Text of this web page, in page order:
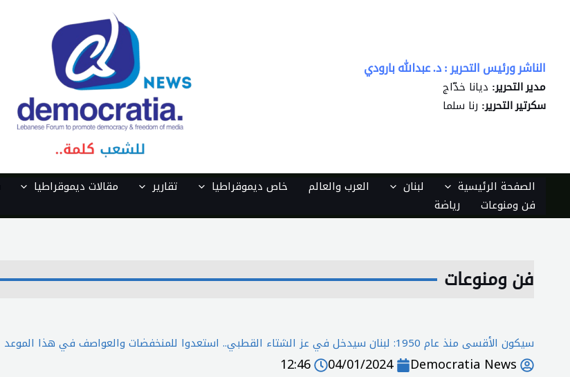
الناشر ورئيس التحرير : د. عبدالله بارودي
مدير التحرير: ديانا خدّاج
سكرتير التحرير: رنا سلما
الصفحة الرئيسية لبنان العرب والعالم خاص ديموقراطيا تقارير مقالات ديموقراطيا
فن ومنوعات
رياضة
فن ومنوعات
سيكون الأقسى منذ عام 1950: لبنان سيدخل في عز الشتاء القطبي.. استعدوا للمنخفضات والعواصف في هذا الموعد
Democratia News
04/01/2024
12:46